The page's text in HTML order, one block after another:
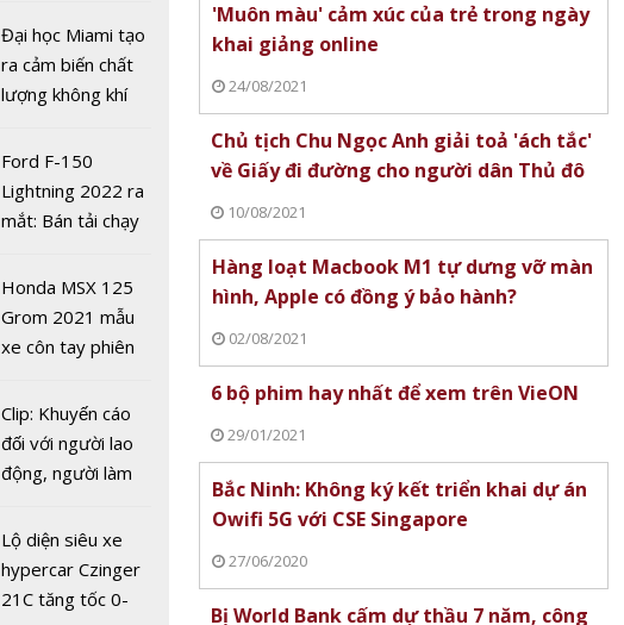
'Cái tôi' thời 4.0 và
tính hai mặt của
mạng xã hội
6 bộ phim hay
nhất để xem trên
VieON
ký kết triển khai
dự án Owifi 5G
với CSE Singapore
Đại học Miami tạo
ra cảm biến chất
lượng không khí
19
Ford F-150
Lightning 2022 ra
mắt: Bán tải chạy
chưa đến 40 nghìn
USD
Honda MSX 125
Grom 2021 mẫu
xe côn tay phiên
Clip: Khuyến cáo
đối với người lao
động, người làm
hàng tại khu dịch
vụ trong dịch
Covid-19
Lộ diện siêu xe
hypercar Czinger
21C tăng tốc 0-
'Muôn màu' cảm xúc của trẻ trong ngày
khai giảng online
24/08/2021
Chủ tịch Chu Ngọc Anh giải toả 'ách tắc'
về Giấy đi đường cho người dân Thủ đô
10/08/2021
Hàng loạt Macbook M1 tự dưng vỡ màn
hình, Apple có đồng ý bảo hành?
02/08/2021
6 bộ phim hay nhất để xem trên VieON
29/01/2021
Bắc Ninh: Không ký kết triển khai dự án
Owifi 5G với CSE Singapore
27/06/2020
Bị World Bank cấm dự thầu 7 năm, công